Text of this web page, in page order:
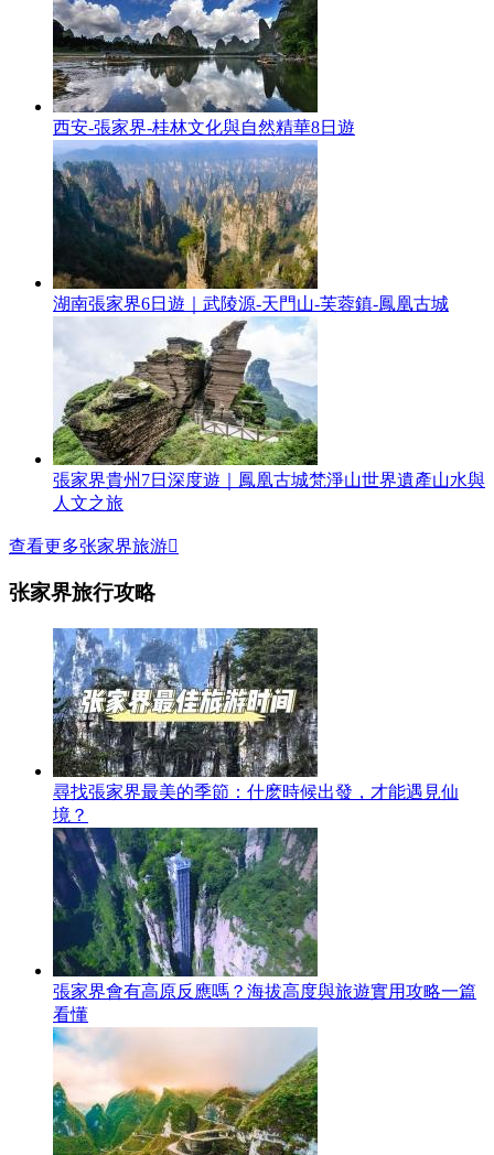
西安-張家界-桂林文化與自然精華8日遊
湖南張家界6日遊｜武陵源-天門山-芙蓉鎮-鳳凰古城
張家界貴州7日深度遊｜鳳凰古城梵淨山世界遺產山水與
人文之旅
查看更多张家界旅游
张家界旅行攻略
尋找張家界最美的季節：什麽時候出發，才能遇見仙
境？
張家界會有高原反應嗎？海拔高度與旅遊實用攻略一篇
看懂